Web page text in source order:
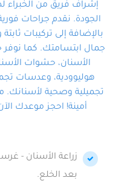
إشراف فريق من الخبراء
الجودة. نقدم جراحات
بالإضافة إلى تركيبات
جمال ابتسامتك. كما
الأسنان، حشوات
هوليوودية، وعدسات
تجميلية وصحية
أمينة! احجز موعدك
زراعة الأسنان -
بعد الخلع.